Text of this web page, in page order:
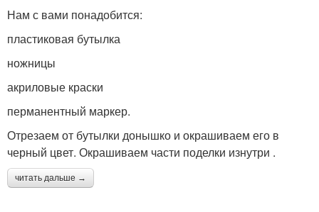
Нам с вами понадобится:
пластиковая бутылка
ножницы
акриловые краски
перманентный маркер.
Отрезаем от бутылки донышко и окрашиваем его в
черный цвет. Окрашиваем части поделки изнутри .
читать дальше →